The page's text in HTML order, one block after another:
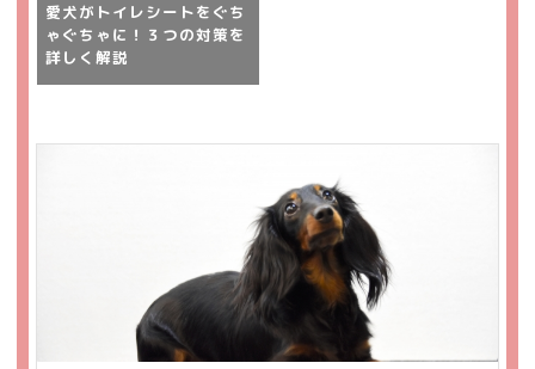
愛犬がトイレシートをぐち
ゃぐちゃに！３つの対策を
詳しく解説